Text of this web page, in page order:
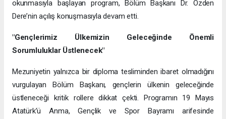
okunmasıyla başlayan program, Bölüm Başkanı Dr. Özden
Dere’nin açılış konuşmasıyla devam etti.
"Gençlerimiz Ülkemizin Geleceğinde Önemli
Sorumluluklar Üstlenecek"
Mezuniyetin yalnızca bir diploma tesliminden ibaret olmadığını
vurgulayan Bölüm Başkanı, gençlerin ülkenin geleceğinde
üstleneceği kritik rollere dikkat çekti. Programın 19 Mayıs
Atatürk’ü Anma, Gençlik ve Spor Bayramı arifesinde